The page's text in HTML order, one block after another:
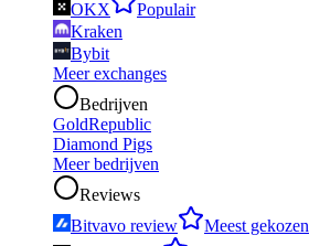
OKX
Populair
Kraken
Bybit
Meer exchanges
Bedrijven
GoldRepublic
Diamond Pigs
Meer bedrijven
Reviews
Bitvavo review
Meest gekozen